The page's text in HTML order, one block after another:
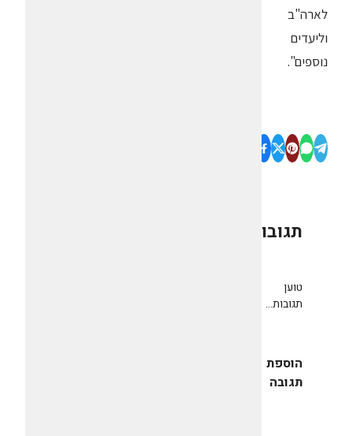
לארה"ב
וליעדים
נוספים".
תגובות
טוען
תגובות...
הוספת
תגובה